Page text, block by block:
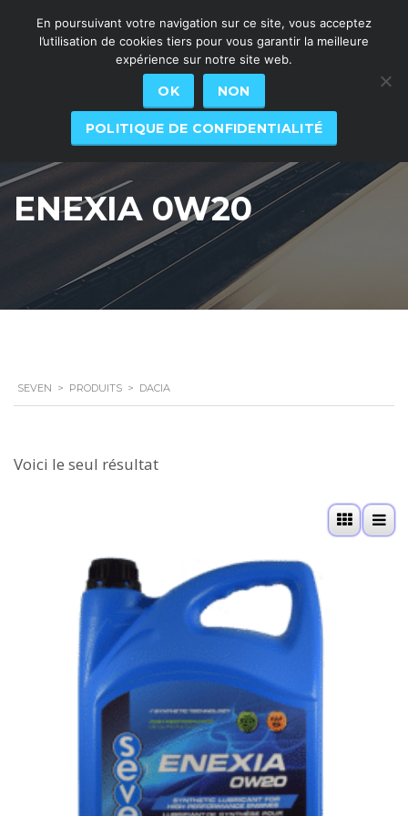
ENEXIA 0W20
SEVEN > PRODUITS > DACIA
Voici le seul résultat
En poursuivant votre navigation sur ce site, vous acceptez
l’utilisation de cookies tiers pour vous garantir la meilleure
expérience sur notre site web.
OK NON
POLITIQUE DE CONFIDENTIALITÉ